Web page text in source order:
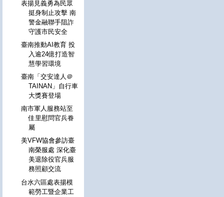
表揚見義勇為民眾
挺身制止攻擊 南
警金融聯手阻詐
守護市民安全
臺南推動AI教育 投
入逾24億打造智
慧學習環境
臺南「交安達人＠
TAINAN」自行車
大獎賽登場
南市軍人服務站至
佳里慰問官兵眷
屬
美VFW協會參訪臺
南榮服處 深化臺
美退除役官兵服
務照顧交流
台水六區處表揚模
範勞工暨企業工